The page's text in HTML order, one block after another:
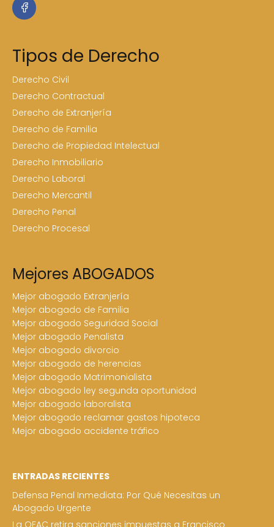
Tipos de Derecho
Derecho Civil
Derecho Contractual
Derecho de Extranjería
Derecho de Familia
Derecho de Propiedad Intelectual
Derecho Inmobiliario
Derecho Laboral
Derecho Mercantil
Derecho Penal
Derecho Procesal
Mejores ABOGADOS
Mejor abogado Extranjería
Mejor abogado de Familia
Mejor abogado Seguridad Social
Mejor abogado Penalista
Mejor abogado divorcio
Mejor abogado de herencias
Mejor abogado Matrimonialista
Mejor abogado ley segunda oportunidad
Mejor abogado laboralista
Mejor abogado reclamar gastos hipoteca
Mejor abogado accidente tráfico
ENTRADAS RECIENTES
Defensa Penal Inmediata: Por Qué Necesitas un
Abogado Urgente
La OFAC retira sanciones impuestas a Francisco